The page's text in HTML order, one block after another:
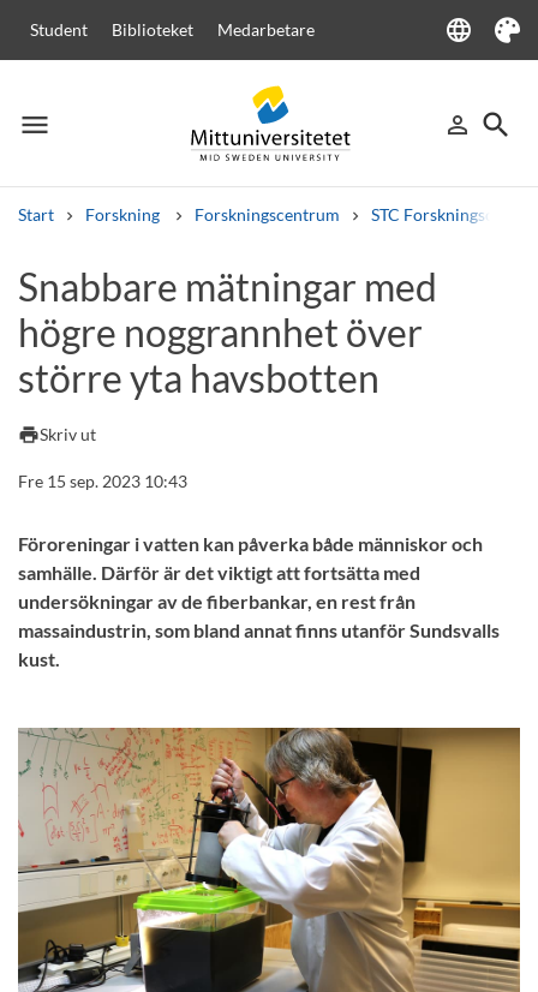
Student Biblioteket Medarbetare language
Language
Tema
menu
Meny person_outline
Logga in
search
Sök
Start Forskning Forskningscentrum STC Forskningscenter
Andra söktjänster
Kurser och programKursplanerVälkomstbrevPersonal
Lediga jobb
Snabbare mätningar med
högre noggrannhet över
större yta havsbotten
printSkriv ut
Fre 15 sep. 2023 10:43
Föroreningar i vatten kan påverka både människor och
samhälle. Därför är det viktigt att fortsätta med
undersökningar av de fiberbankar, en rest från
massaindustrin, som bland annat finns utanför Sundsvalls
kust.